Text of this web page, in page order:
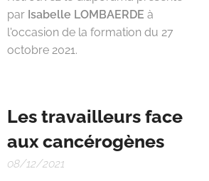
par Isabelle LOMBAERDE à
l'occasion de la formation du 27
octobre 2021.
Les travailleurs face
aux cancérogènes
08/12/2021